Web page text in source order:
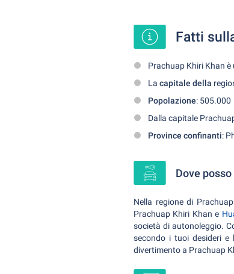
Fatti
Prachuap Khiri Khan
La capitale della
Popolazione: 505.000
Dalla capitale
Province confinanti:
Dove
Nella regione di
Prachuap Khiri Khan e
società di autonoleggio.
secondo i tuoi desideri e
divertimento a Prachuap